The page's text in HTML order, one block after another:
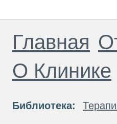
Главная
О Клинике
Библиотека: